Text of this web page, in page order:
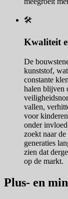
🛠️
Kwaliteit
De
kunststof,
constante
halen blijven
vallen,
voor
onder
zoekt naar
generaties
zien dat
op de markt.
Plus- en